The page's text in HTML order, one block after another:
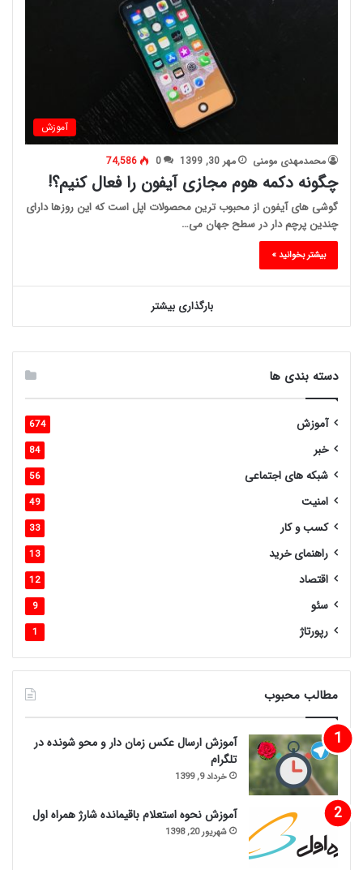
آموزش
محمدمهدی مومنی مهر 30, 1399 0
74,586
چگونه دکمه هوم مجازی آیفون را فعال کنیم؟!
گوشی های آیفون از محبوب ترین محصولات اپل است که این روزها دارای
چندین پرچم دار در سطح جهان می…
بیشتر بخوانید »
بارگذاری بیشتر
دسته بندی ها
آموزش 674
خبر 84
شبکه های اجتماعی 56
امنیت 49
کسب و کار 33
راهنمای خرید 13
اقتصاد 12
سئو 9
رپورتاژ 1
مطالب محبوب
آموزش ارسال عکس زمان دار و محو شونده در
تلگرام
خرداد 9, 1399
آموزش نحوه استعلام باقیمانده شارژ همراه اول
شهریور 20, 1398